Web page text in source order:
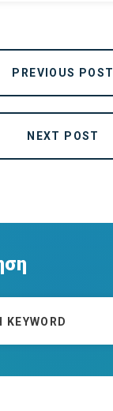
PREVIOUS POST
NEXT POST